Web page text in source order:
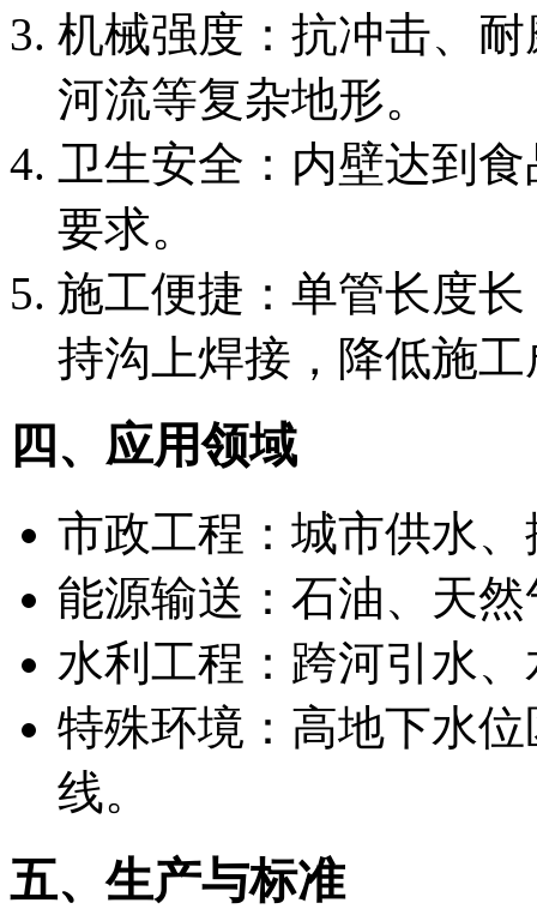
机械强度：抗冲击、
河流等复杂地形。
卫生安全：内壁达到
要求。
施工便捷：单管长度
持沟上焊接，降低施
四、应用领域
市政工程：城市供水
能源输送：石油、天
水利工程：跨河引水
特殊环境：高地下水
线。
五、生产与标准